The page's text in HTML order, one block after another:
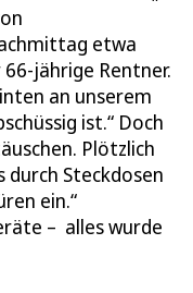
etwa
jährige Rentner.
an unserem
ist.“ Doch
Plötzlich
durch Steckdosen
ein.“
– alles wurde